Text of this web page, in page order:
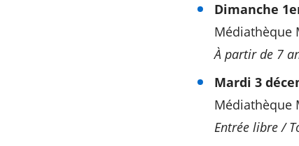
Dimanche
Médiathèque
À partir de 7
Mardi 3
Médiathèque
Entrée libre /